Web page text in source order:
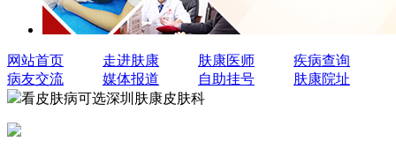
网站首页 走进肤康 肤康医师
疾病查询
病友交流
媒体报道 自助挂号
肤康院址
看皮肤病可选深圳肤康皮肤科